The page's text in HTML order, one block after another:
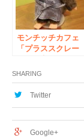
モンチッチカフェ
「プラススクレー
発売！＆「モノマ
チ」にモンチッチ
んが登場！！
SHARING
Twitter
Google+